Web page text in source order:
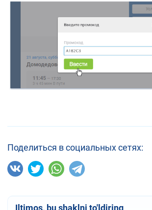
Поделиться в социальных сетях:
Iltimos, bu shaklni to'ldiring